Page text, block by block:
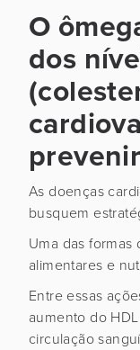
O
dos
As doenças
busquem
Uma das
alimentares e
Entre essas
aumento do
circulação